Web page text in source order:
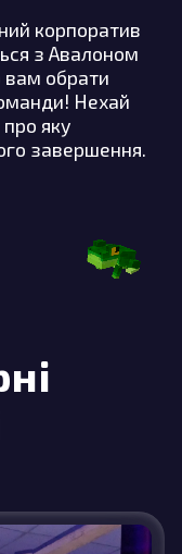
корпоратив
з Авалоном
обрати
Нехай
яку
завершення.